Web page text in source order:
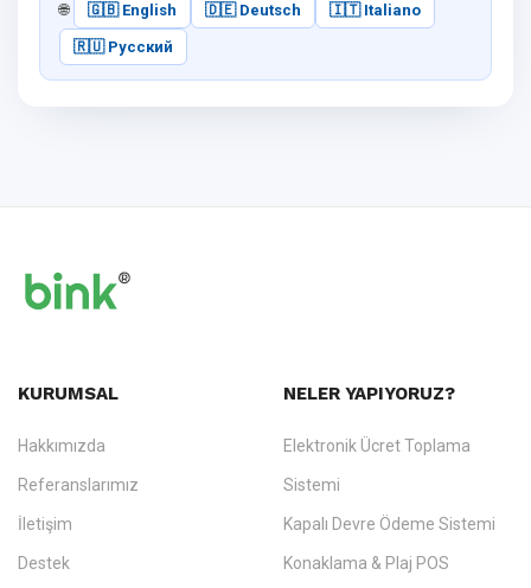
🌐 🇬🇧 English 🇩🇪 Deutsch 🇮🇹 Italiano
🇷🇺 Русский
KURUMSAL
Hakkımızda
Referanslarımız
İletişim
Destek
NELER YAPIYORUZ?
Elektronik Ücret Toplama
Sistemi
Kapalı Devre Ödeme Sistemi
Konaklama & Plaj POS